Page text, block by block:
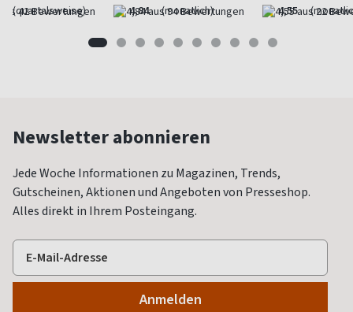
(quartalsweise) 4,84 (monatlich) 4,55
Newsletter abonnieren
Jede Woche Informationen zu Magazinen, Trends,
Gutscheinen, Aktionen und Angeboten von Presseshop.
Alles direkt in Ihrem Posteingang.